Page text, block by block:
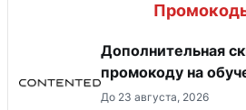
Дополнительная
промокоду на
До 23 августа, 2026